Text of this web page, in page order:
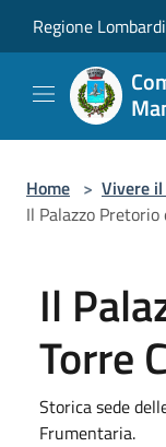
Regione
Home > Vivere
Il Palazzo Pretorio
Il
Torre
Storica sede
Frumentaria.